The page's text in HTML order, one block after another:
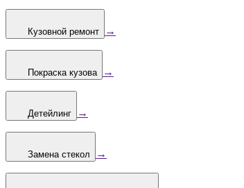
Кузовной ремонт →
Покраска кузова →
Детейлинг →
Замена стекол →